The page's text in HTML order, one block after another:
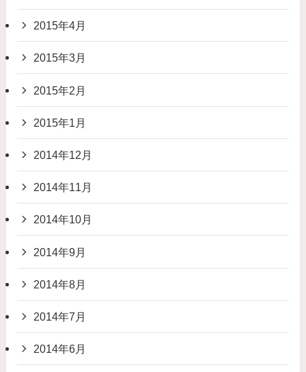
2015年4月
2015年3月
2015年2月
2015年1月
2014年12月
2014年11月
2014年10月
2014年9月
2014年8月
2014年7月
2014年6月